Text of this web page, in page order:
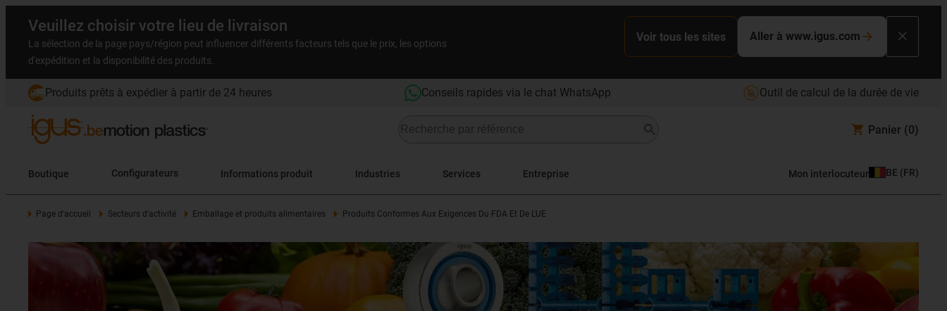
Veuillez choisir votre lieu de livraison
La sélection de la page pays/région peut influencer différents facteurs tels que le prix, les options
d'expédition et la disponibilité des produits.
Voir tous les sites Aller à www.igus.com
Produits prêts à expédier à partir de 24 heures Conseils rapides via le chat WhatsApp Outil de calcul de la durée de vie
Panier (0)
Boutique Configurateurs Informations produit Industries Services Entreprise Mon interlocuteur BE (FR)
Page d'accueil Secteurs d'activité Emballage et produits alimentaires Produits Conformes Aux Exigences Du FDA Et De L'UE